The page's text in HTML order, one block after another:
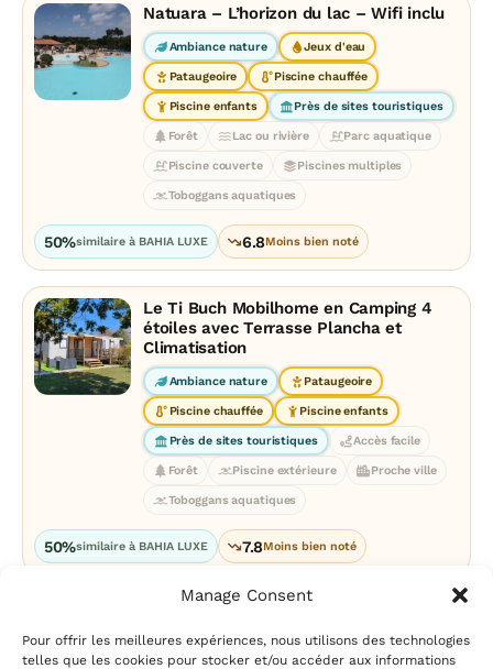
Manage Consent
Pour offrir les meilleures expériences, nous utilisons des technologies
telles que les cookies pour stocker et/ou accéder aux informations
Natuara – L’horizon du lac – Wifi inclu
Ambiance nature Jeux d'eau
Pataugeoire Piscine chauffée
Piscine enfants Près de sites touristiques
Forêt Lac ou rivière Parc aquatique
Piscine couverte Piscines multiples
Toboggans aquatiques
50%similaire à BAHIA LUXE 6.8Moins bien noté
Le Ti Buch Mobilhome en Camping 4
étoiles avec Terrasse Plancha et
Climatisation
Ambiance nature Pataugeoire
Piscine chauffée Piscine enfants
Près de sites touristiques Accès facile
Forêt Piscine extérieure Proche ville
Toboggans aquatiques
50%similaire à BAHIA LUXE 7.8Moins bien noté